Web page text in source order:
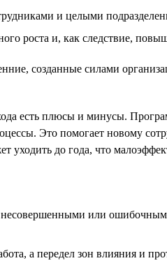
и целыми
роста и, как следствие,
созданные силами
есть плюсы и минусы.
Это помогает новому
уходить до года, что
или
а передел зон влияния и